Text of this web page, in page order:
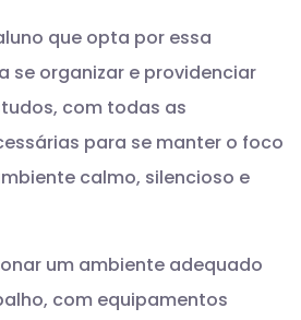
que opta por essa
se organizar e providenciar
com todas as
para se manter o foco
calmo, silencioso e
um ambiente adequado
com equipamentos